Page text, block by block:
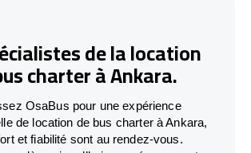
de la location
charter à Ankara.
OsaBus pour une expérience
de location de bus charter à Ankara,
et fiabilité sont au rendez-vous.